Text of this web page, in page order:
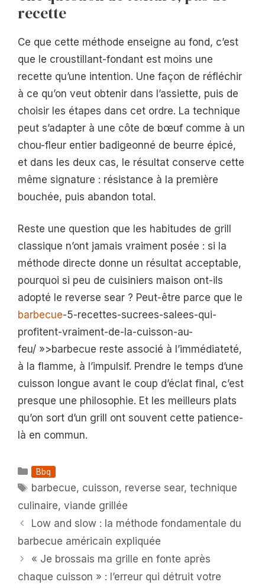
recette
Ce que cette méthode enseigne au fond, c’est
que le croustillant-fondant est moins une
recette qu’une intention. Une façon de réfléchir
à ce qu’on veut obtenir dans l’assiette, puis de
choisir les étapes dans cet ordre. La technique
peut s’adapter à une côte de bœuf comme à un
chou-fleur entier badigeonné de beurre épicé,
et dans les deux cas, le résultat conserve cette
même signature : résistance à la première
bouchée, puis abandon total.
Reste une question que les habitudes de grill
classique n’ont jamais vraiment posée : si la
méthode directe donne un résultat acceptable,
pourquoi si peu de cuisiniers maison ont-ils
adopté le reverse sear ? Peut-être parce que le
barbecue-5-recettes-sucrees-salees-qui-
profitent-vraiment-de-la-cuisson-au-
feu/ »>barbecue reste associé à l’immédiateté,
à la flamme, à l’impulsif. Prendre le temps d’une
cuisson longue avant le coup d’éclat final, c’est
presque une philosophie. Et les meilleurs plats
qu’on sort d’un grill ont souvent cette patience-
là en commun.
Catégories
Bbq
Étiquettes
barbecue, cuisson, reverse sear,technique
culinaire, viande grillée
Low and slow : la méthode fondamentale du
barbecue américain expliquée
« Je brossais ma grille en fonte après
chaque cuisson » : l’erreur qui détruit votre